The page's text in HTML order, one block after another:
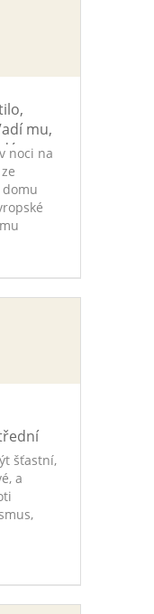
mu,
noci na
Británie
s
šťastní,
a
tomu
a